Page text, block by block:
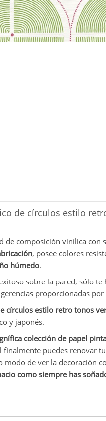
de círculos estilo
de composición vinílica con
, posee colores
húmedo.
sobre la pared, sólo te
proporcionadas
círculos estilo retro tonos
y japonés.
colección de papel
finalmente puedes renovar
modo de ver la decoración
como siempre has